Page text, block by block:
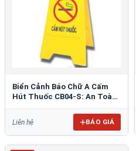
Biển Cảnh Báo Chữ A Cấm
Hút Thuốc CB04-S: An Toàn
Liên hệ BÁO GIÁ